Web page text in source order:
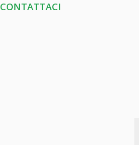
CONTATTACI